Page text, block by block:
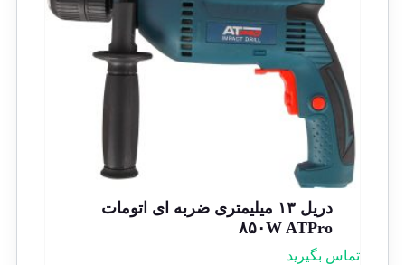
دریل ۱۳ میلیمتری ضربه ای اتومات
۸۵۰W ATPro
تماس بگیرید